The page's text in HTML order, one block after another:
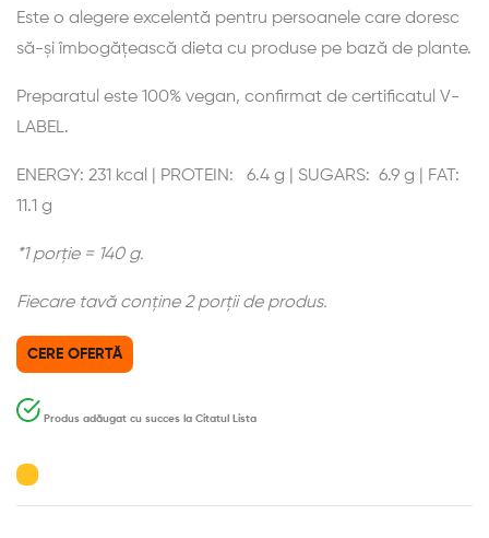
Este o alegere excelentă pentru persoanele care doresc
să-și îmbogățească dieta cu produse pe bază de plante.
Preparatul este 100% vegan, confirmat de certificatul V-
LABEL.
ENERGY: 231 kcal | PROTEIN: 6.4 g | SUGARS: 6.9 g | FAT:
11.1 g
*1 porție = 140 g.
Fiecare tavă conține 2 porții de produs.
CERE OFERTĂ
Produs adăugat cu succes la Citatul Lista